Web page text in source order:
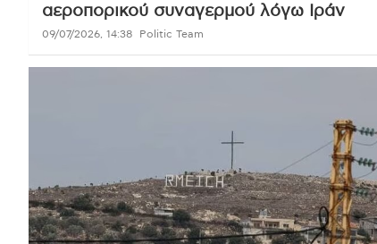
αεροπορικού συναγερμού λόγω Ιράν
09/07/2026, 14:38 Politic Team